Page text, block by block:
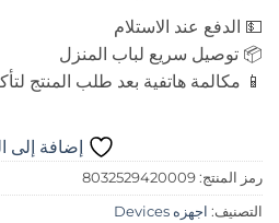
💵 الدفع عند الاستلام
📦 توصيل سريع لباب المنزل
📱 مكالمة هاتفية بعد طلب المنتج
إضافة إلى
رمز المنتج: 8032529420009
التصنيف: اجهزه Devices